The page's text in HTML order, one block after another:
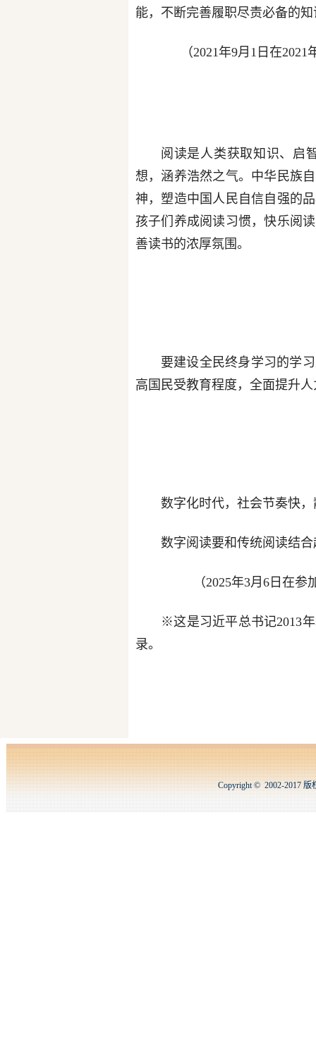
能，不断完善履职尽责必备的
（2021年9月1日在
阅读是人类获取知识、启
想，涵养浩然之气。中华民族
神，塑造中国人民自信自强的
孩子们养成阅读习惯，快乐阅
善读书的浓厚氛围。
要建设全民终身学习的学
高国民受教育程度，全面提升
数字化时代，社会节奏快
数字阅读要和传统阅读结
（2025年3月6日在
※这是习近平总书记2013
录。
Copyright © 2002-2017